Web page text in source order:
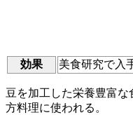
効果 美食研究で入
豆を加工した栄養豊富
方料理に使われる。